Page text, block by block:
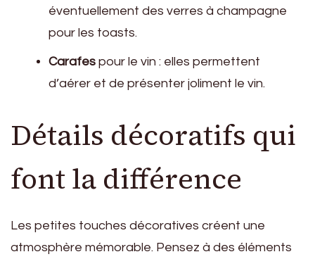
éventuellement des verres à champagne
pour les toasts.
Carafes pour le vin : elles permettent
d’aérer et de présenter joliment le vin.
Détails décoratifs qui
font la différence
Les petites touches décoratives créent une
atmosphère mémorable. Pensez à des éléments